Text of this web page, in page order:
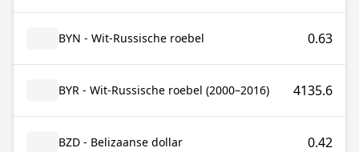
BYN - Wit-Russische roebel 0.63
BYR - Wit-Russische roebel (2000–2016) 4135.6
BZD - Belizaanse dollar 0.42